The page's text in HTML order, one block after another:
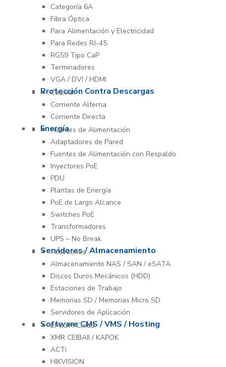
Categoría 6A
Fibra Óptica
Para Alimentación y Electricidad
Para Redes RJ-45
RG59 Tipo CaP
Terminadores
VGA / DVI / HDMI
Protección Contra Descargas
Coaxial
Corriente Alterna
Corriente Directa
Energía
Fuentes de Alimentación
Adaptadores de Pared
Fuentes de Alimentación con Respaldo
Inyectores PoE
PDU
Plantas de Energía
PoE de Largo Alcance
Switches PoE
Transformadores
UPS – No Break
Servidores / Almacenamiento
Accesorios
Almacenamiento NAS / SAN / eSATA
Discos Duros Mecánicos (HDD)
Estaciones de Trabajo
Memorias SD / Memorias Micro SD
Servidores de Aplicación
Software CMS / VMS / Hosting
EPCOM Cloud
XMR CEIBAII / KAPOK
ACTi
HIKVISION